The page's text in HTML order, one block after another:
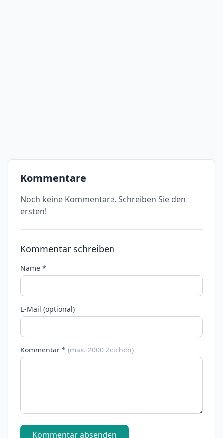
Kommentare
Noch keine Kommentare. Schreiben Sie den
ersten!
Kommentar schreiben
Name *
E-Mail (optional)
Kommentar * (max. 2000 Zeichen)
Kommentar absenden